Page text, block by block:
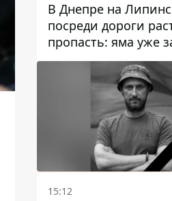
В Днепре на
посреди дороги
пропасть: яма уже
полосу движения
15:12